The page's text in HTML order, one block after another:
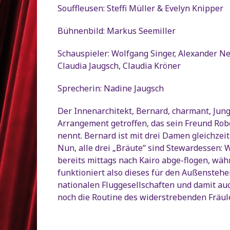
Souffleusen: Steffi Müller & Evelyn Knipper
Bühnenbild: Markus Seemiller
Schauspieler: Wolfgang Singer, Alexander
Claudia Jaugsch, Claudia Kröner
Sprecherin: Nadine Jaugsch
Der Innenarchitekt, Bernard, charmant,
Arrangement getroffen, das sein Freund
nennt. Bernard ist mit drei Damen
Nun, alle drei „Bräute“ sind Stewardessen:
bereits mittags nach Kairo abge-flogen,
funktioniert also dieses für den
nationalen Fluggesellschaften und damit
noch die Routine des widerstrebenden